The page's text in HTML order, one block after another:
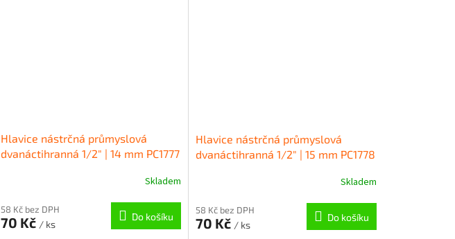
Hlavice nástrčná průmyslová
dvanáctihranná 1/2" | 14 mm PC1777
Skladem
58 Kč bez DPH
70 Kč / ks
Do košíku
Hlavice nástrčná průmyslová
dvanáctihranná 1/2" | 15 mm PC1778
Skladem
58 Kč bez DPH
70 Kč / ks
Do košíku